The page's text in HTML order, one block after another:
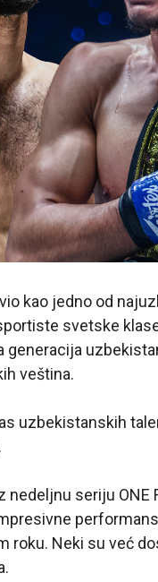
kao jedno od
svetske
generacija
veština.
uzbekistanskih
nedeljnu seriju
roku. Neki su već